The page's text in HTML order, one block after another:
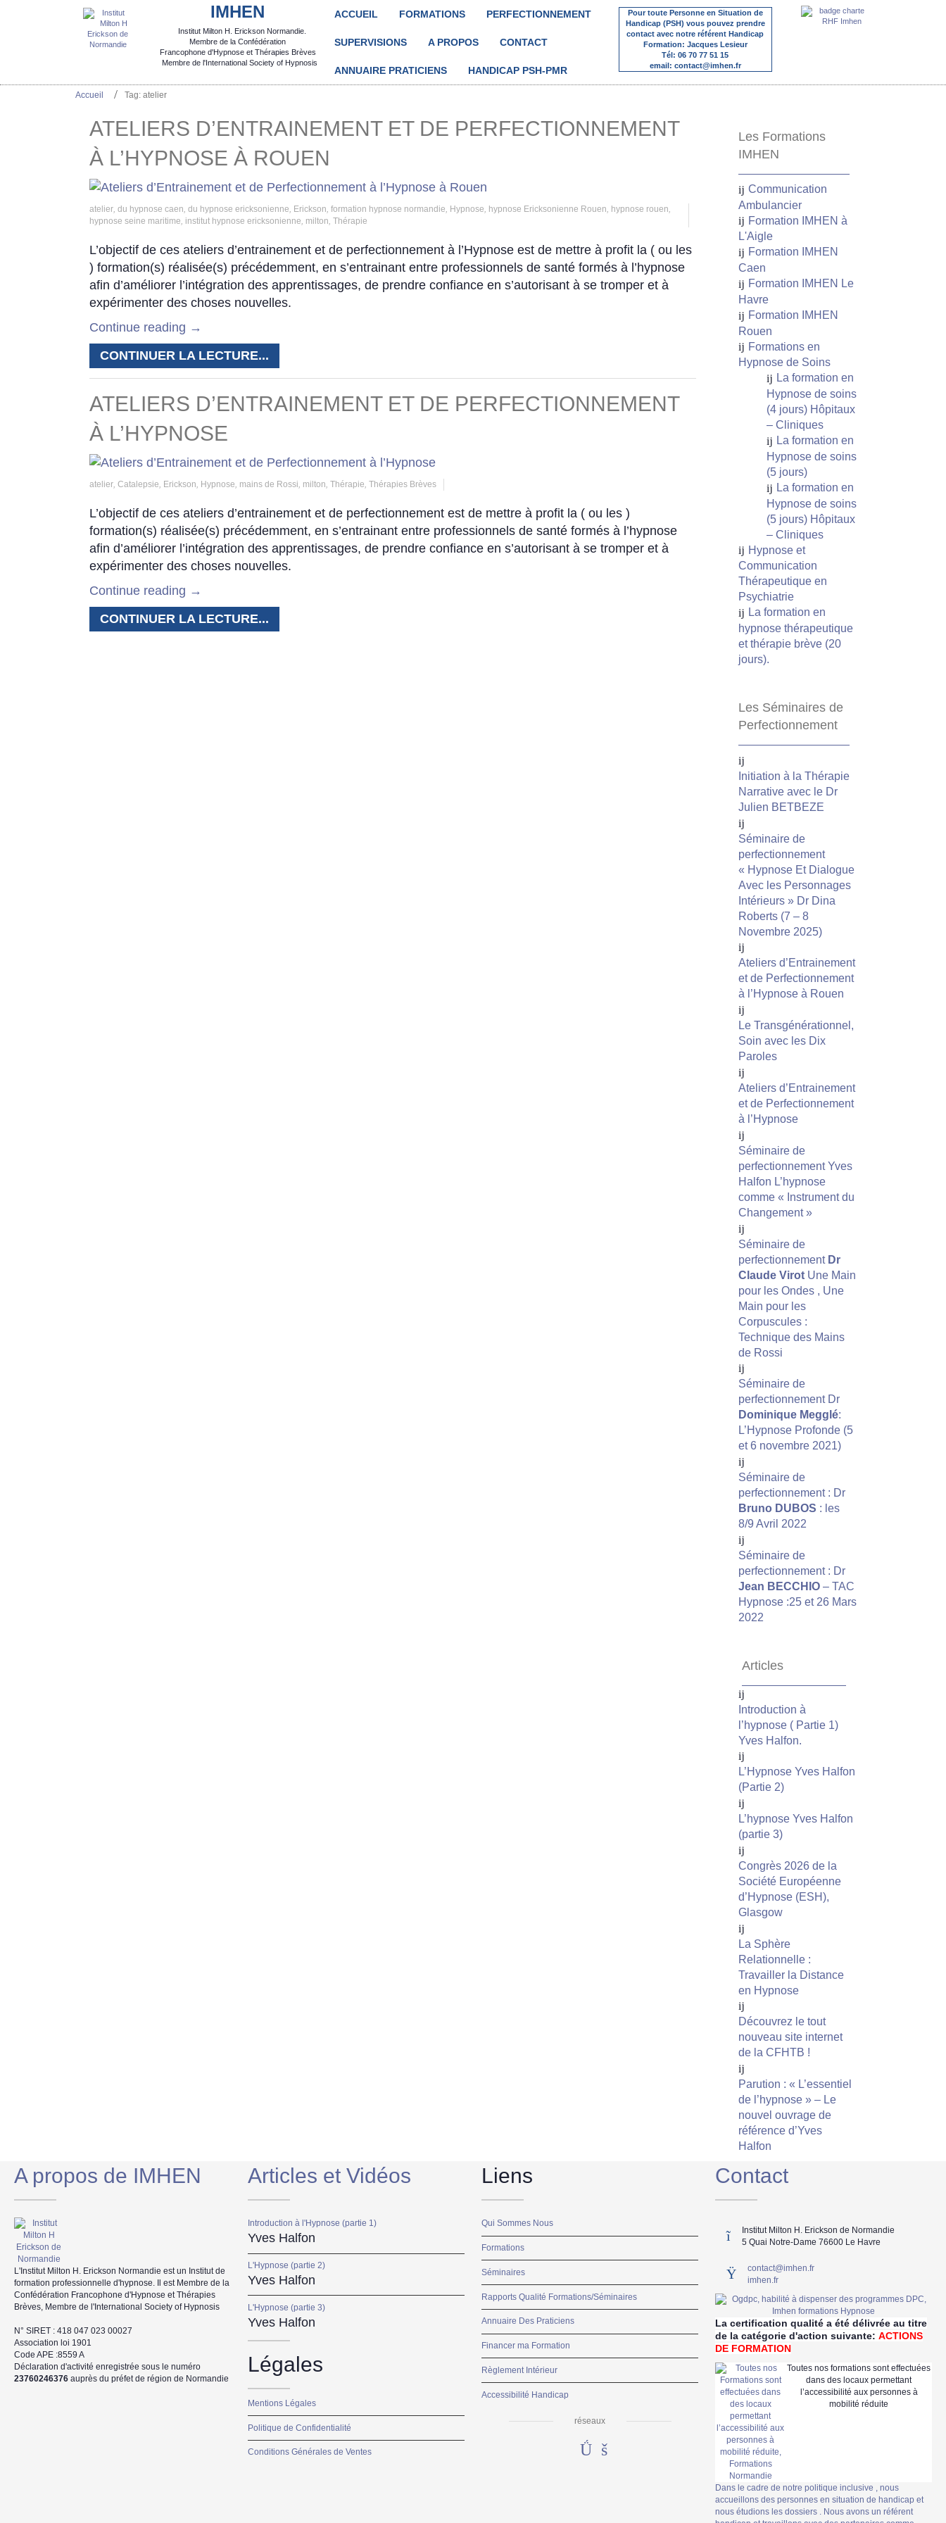
IMHEN
Institut Milton H. Erickson Normandie.
Membre de la Confédération
Francophone d'Hypnose et Thérapies Brèves
  Membre de l'International Society of Hypnosis
ACCUEIL FORMATIONS PERFECTIONNEMENT
SUPERVISIONS A PROPOS CONTACT
ANNUAIRE PRATICIENS HANDICAP PSH-PMR
Pour toute Personne en Situation de
Handicap (PSH) vous pouvez prendre
contact avec notre référent Handicap
Formation: Jacques Lesieur
Tél: 06 70 77 51 15
email: contact@imhen.fr
Accueil Tag: atelier
ATELIERS D’ENTRAINEMENT ET DE PERFECTIONNEMENT
À L’HYPNOSE À ROUEN
atelier du hypnose caen du hypnose ericksonienne Erickson formation hypnose normandie Hypnose hypnose Ericksonienne Rouen hypnose rouen
hypnose seine maritime institut hypnose ericksonienne milton Thérapie
L’objectif de ces ateliers d’entrainement et de perfectionnement à l’Hypnose est de mettre à profit la ( ou les
) formation(s) réalisée(s) précédemment, en s’entrainant entre professionnels de santé formés à l’hypnose
afin d’améliorer l’intégration des apprentissages, de prendre confiance en s’autorisant à se tromper et à
expérimenter des choses nouvelles.
Continue reading →
CONTINUER LA LECTURE...
ATELIERS D’ENTRAINEMENT ET DE PERFECTIONNEMENT
À L’HYPNOSE
atelier Catalepsie Erickson Hypnose mains de Rossi milton Thérapie Thérapies Brèves
L’objectif de ces ateliers d’entrainement et de perfectionnement est de mettre à profit la ( ou les )
formation(s) réalisée(s) précédemment, en s’entrainant entre professionnels de santé formés à l’hypnose
afin d’améliorer l’intégration des apprentissages, de prendre confiance en s’autorisant à se tromper et à
expérimenter des choses nouvelles.
Continue reading →
CONTINUER LA LECTURE...
Les Formations
IMHEN
Communication
Ambulancier
Formation IMHEN à
L'Aigle
Formation IMHEN
Caen
Formation IMHEN Le
Havre
Formation IMHEN
Rouen
Formations en
Hypnose de Soins
La formation en
Hypnose de soins
(4 jours) Hôpitaux
– Cliniques
La formation en
Hypnose de soins
(5 jours)
La formation en
Hypnose de soins
(5 jours) Hôpitaux
– Cliniques
Hypnose et
Communication
Thérapeutique en
Psychiatrie
La formation en
hypnose thérapeutique
et thérapie brève (20
jours).
Les Séminaires de
Perfectionnement
Initiation à la Thérapie
Narrative avec le Dr
Julien BETBEZE
Séminaire de
perfectionnement
« Hypnose Et Dialogue
Avec les Personnages
Intérieurs » Dr Dina
Roberts (7 – 8
Novembre 2025)
Ateliers d’Entrainement
et de Perfectionnement
à l’Hypnose à Rouen
Le Transgénérationnel,
Soin avec les Dix
Paroles
Ateliers d’Entrainement
et de Perfectionnement
à l’Hypnose
Séminaire de
perfectionnement Yves
Halfon L’hypnose
comme « Instrument du
Changement »
Séminaire de
perfectionnement Dr
Claude Virot Une Main
pour les Ondes , Une
Main pour les
Corpuscules :
Technique des Mains
de Rossi
Séminaire de
perfectionnement Dr
Dominique Megglé:
L’Hypnose Profonde (5
et 6 novembre 2021)
Séminaire de
perfectionnement : Dr
Bruno DUBOS : les
8/9 Avril 2022
Séminaire de
perfectionnement : Dr
Jean BECCHIO – TAC
Hypnose :25 et 26 Mars
2022
Articles
Introduction à
l’hypnose ( Partie 1)
Yves Halfon.
L’Hypnose Yves Halfon
(Partie 2)
L’hypnose Yves Halfon
(partie 3)
Congrès 2026 de la
Société Européenne
d’Hypnose (ESH),
Glasgow
La Sphère
Relationnelle :
Travailler la Distance
en Hypnose
Découvrez le tout
nouveau site internet
de la CFHTB !
Parution : « L’essentiel
de l’hypnose » – Le
nouvel ouvrage de
référence d’Yves
Halfon
A propos de IMHEN
L'Institut Milton H. Erickson Normandie est un Institut de
formation professionnelle d'hypnose. Il est Membre de la
Confédération Francophone d'Hypnose et Thérapies
Brèves, Membre de l'International Society of Hypnosis
N° SIRET : 418 047 023 00027
Association loi 1901
Code APE :8559 A
Déclaration d'activité enregistrée sous le numéro
23760246376 auprès du préfet de région de Normandie
Articles et Vidéos
Introduction à l'Hypnose (partie 1)
Yves Halfon
L'Hypnose (partie 2)
Yves Halfon
L'Hypnose (partie 3)
Yves Halfon
Légales
Mentions Légales
Politique de Confidentialité
Conditions Générales de Ventes
Liens
Qui Sommes Nous
Formations
Séminaires
Rapports Qualité Formations/Séminaires
Annuaire Des Praticiens
Financer ma Formation
Règlement Intérieur
Accessibilité Handicap
réseaux
Contact
Institut Milton H. Erickson de Normandie
5 Quai Notre-Dame 76600 Le Havre
contact@imhen.fr
imhen.fr
La certification qualité a été délivrée au titre
de la catégorie d'action suivante: ACTIONS
DE FORMATION
Toutes nos formations sont effectuées
dans des locaux permettant
l’accessibilité aux personnes à
mobilité réduite
Dans le cadre de notre politique inclusive , nous
accueillons des personnes en situation de handicap et
nous étudions les dossiers . Nous avons un référent